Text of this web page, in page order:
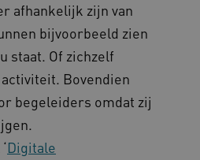
afhankelijk zijn van
bijvoorbeeld zien
staat. Of zichzelf
Bovendien
begeleiders omdat zij
Digitale
Amazon.com Inc.
a594.kennispleingehandicaptensector.nl